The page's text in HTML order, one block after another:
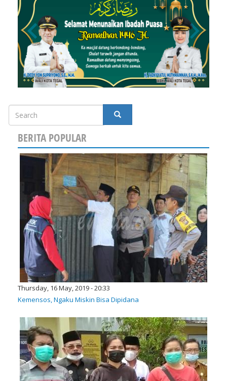
Search
SEARCH
BERITA POPULAR
Thursday, 16 May, 2019 - 20:33
Kemensos, Ngaku Miskin Bisa Dipidana